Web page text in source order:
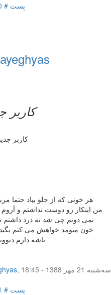
پست # 500
کاربر
هر خونی که از جلو بیاد حتما
من اینکار رو دوست نداشتم و
نمی دونم چی شد نه درد داشتم
خون میومد خواهش می کنم
باشه دارم
,
سه‌شنبه 21 مهر 1388 - 18:45
پست # 501